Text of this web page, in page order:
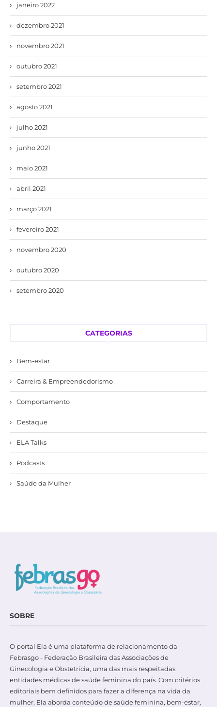
janeiro 2022
dezembro 2021
novembro 2021
outubro 2021
setembro 2021
agosto 2021
julho 2021
junho 2021
maio 2021
abril 2021
março 2021
fevereiro 2021
novembro 2020
outubro 2020
setembro 2020
CATEGORIAS
Bem-estar
Carreira & Empreendedorismo
Comportamento
Destaque
ELA Talks
Podcasts
Saúde da Mulher
SOBRE
O portal Ela é uma plataforma de relacionamento da
Febrasgo - Federação Brasileira das Associações de
Ginecologia e Obstetrícia, uma das mais respeitadas
entidades médicas de saúde feminina do país. Com critérios
editoriais bem definidos para fazer a diferença na vida da
mulher, Ela aborda conteúdo de saúde feminina, bem-estar,